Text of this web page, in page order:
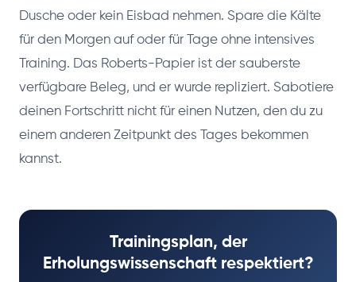
Dusche oder kein Eisbad nehmen. Spare die Kälte
für den Morgen auf oder für Tage ohne intensives
Training. Das Roberts-Papier ist der sauberste
verfügbare Beleg, und er wurde repliziert. Sabotiere
deinen Fortschritt nicht für einen Nutzen, den du zu
einem anderen Zeitpunkt des Tages bekommen
kannst.
Trainingsplan, der
Erholungswissenschaft respektiert?